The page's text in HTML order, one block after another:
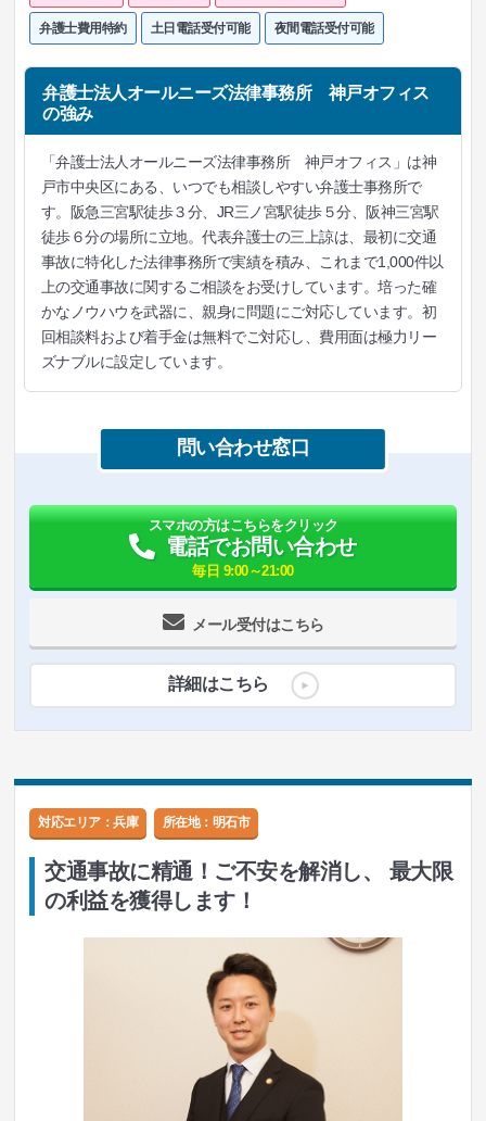
弁護士費用特約 土日電話受付可能 夜間電話受付可能
弁護士法人オールニーズ法律事務所 神戸オフィス
の強み
「弁護士法人オールニーズ法律事務所 神戸オフィス」は神
戸市中央区にある、いつでも相談しやすい弁護士事務所で
す。阪急三宮駅徒歩３分、JR三ノ宮駅徒歩５分、阪神三宮駅
徒歩６分の場所に立地。代表弁護士の三上諒は、最初に交通
事故に特化した法律事務所で実績を積み、これまで1,000件以
上の交通事故に関するご相談をお受けしています。培った確
かなノウハウを武器に、親身に問題にご対応しています。初
回相談料および着手金は無料でご対応し、費用面は極力リー
ズナブルに設定しています。
問い合わせ窓口
メール受付はこちら
スマホの方はこちらをクリック
電話でお問い合わせ
毎日 9:00～21:00
詳細はこちら
対応エリア：兵庫 所在地： 明石市
交通事故に精通！ご不安を解消し、 最大限
の利益を獲得します！